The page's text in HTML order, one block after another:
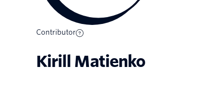
Contributor
Kirill Matienko